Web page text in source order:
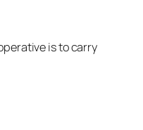
is to carry